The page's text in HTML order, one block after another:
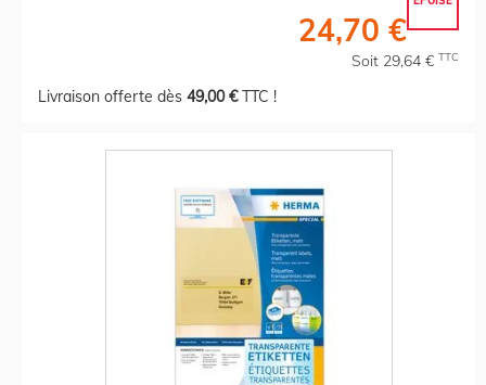
24,70 €
Soit 29,64 € TTC
Livraison offerte dès 49,00 €TTC !